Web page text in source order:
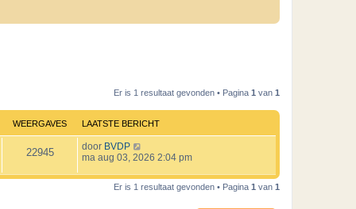
Er is 1 resultaat gevonden • Pagina 1 van 1
WEERGAVES LAATSTE BERICHT
22945W
e
L
a
t
door BVDP
ma aug 03, 2026 2:04 pm
Er is 1 resultaat gevonden • Pagina 1 van 1